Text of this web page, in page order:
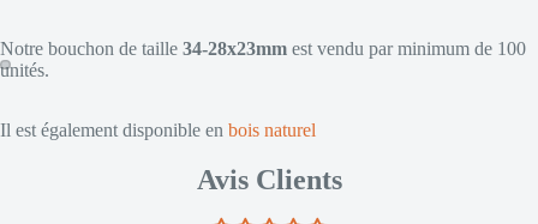
Notre bouchon de taille 34-28x23mm est vendu par minimum de 100
unités.
Il est également disponible en bois naturel
Avis Clients